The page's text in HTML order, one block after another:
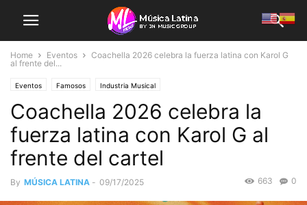
Home Eventos
Coachella 2026 celebra la fuerza latina con Karol G
al frente del...
Eventos Famosos Industria Musical
Coachella 2026 celebra la
fuerza latina con Karol G al
frente del cartel
By MÚSICA LATINA - 09/17/2025 0
663